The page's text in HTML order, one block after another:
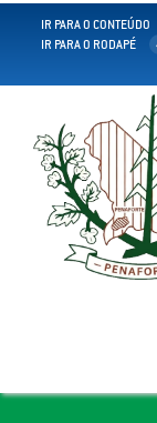
IR PARA O CONTEÚDO
IR PARA O RODAPÉ